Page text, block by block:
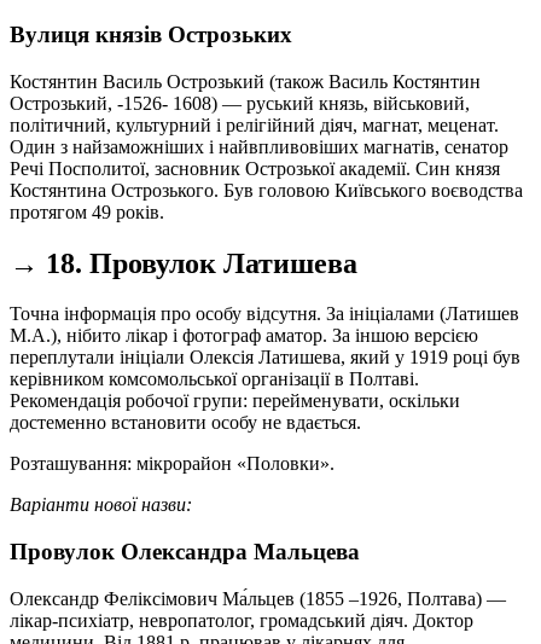
Вулиця князів Острозьких
Костянтин Василь Острозький (також Василь Костянтин
Острозький, -1526- 1608) — руський князь, військовий,
політичний, культурний і релігійний діяч, магнат, меценат.
Один з найзаможніших і найвпливовіших магнатів, сенатор
Речі Посполитої, засновник Острозької академії. Син князя
Костянтина Острозького. Був головою Київського воєводства
протягом 49 років.
→ 18. Провулок Латишева
Точна інформація про особу відсутня. За ініціалами (Латишев
М.А.), нібито лікар і фотограф аматор. За іншою версією
переплутали ініціали Олексія Латишева, який у 1919 році був
керівником комсомольської організації в Полтаві.
Рекомендація робочої групи: перейменувати, оскільки
достеменно встановити особу не вдається.
Розташування: мікрорайон «Половки».
Варіанти нової назви:
Провулок Олександра Мальцева
Олександр Феліксімович Ма́льцев (1855 –1926, Полтава) —
лікар-психіатр, невропатолог, громадський діяч. Доктор